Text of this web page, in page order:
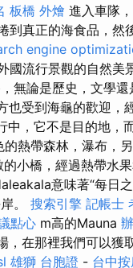
板橋 外燴 進入車隊
真正的海食品，然
engine
國流行景觀的自然美
無論是歷史，文學還
受到海龜的歡迎，
中，它不是目的地，
熱帶森林，瀑布，
小橋，經過熱帶水
意味著“每日
。 搜索引擎 記帳士
點心 m高的Mauna
，在那裡我們可以獲
雄獅 台胞證 - 台中